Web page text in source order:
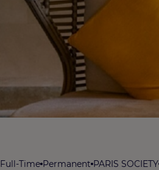
Full-Time Permanent PARIS SOCIETY